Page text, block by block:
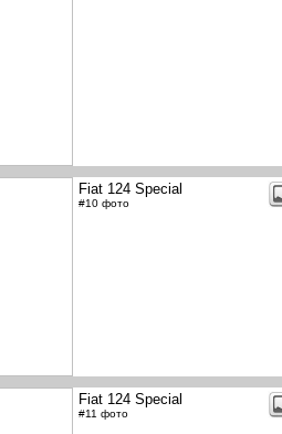
Fiat 124 Special
#10 фото
Fiat 124 Special
#11 фото